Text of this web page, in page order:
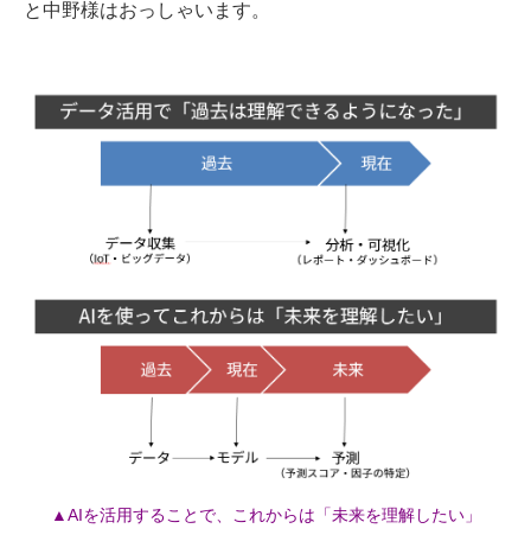
と中野様はおっしゃいます。
▲AIを活用することで、これからは「未来を理解したい」